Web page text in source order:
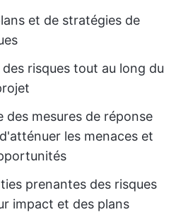
et de stratégies de
risques tout au long du
mesures de réponse
les menaces et
prenantes des risques
impact et des plans